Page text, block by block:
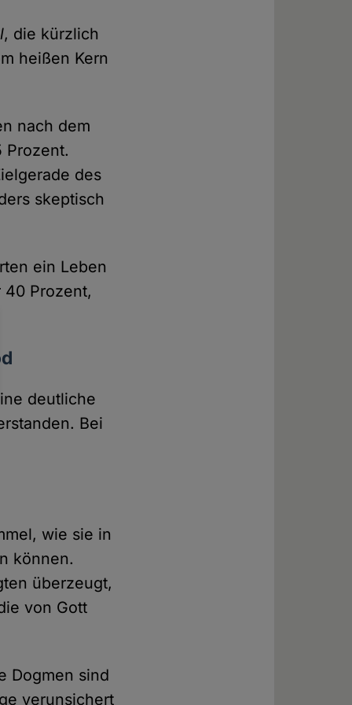
, die kürzlich
heißen Kern
nach dem
Prozent.
des
skeptisch
ein Leben
Prozent,
deutliche
Bei
wie sie in
können.
überzeugt,
von Gott
Dogmen sind
verunsichert